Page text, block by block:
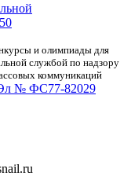
и олимпиады для
службой по надзору
коммуникаций
№ ФС77-82029